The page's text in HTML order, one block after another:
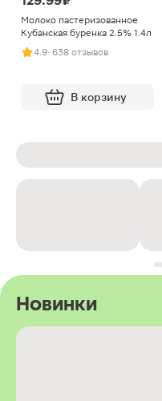
Молоко пастеризованное
Кубанская буренка 2.5% 1.4л
4.9· 638 отзывов
В корзину
Новинки